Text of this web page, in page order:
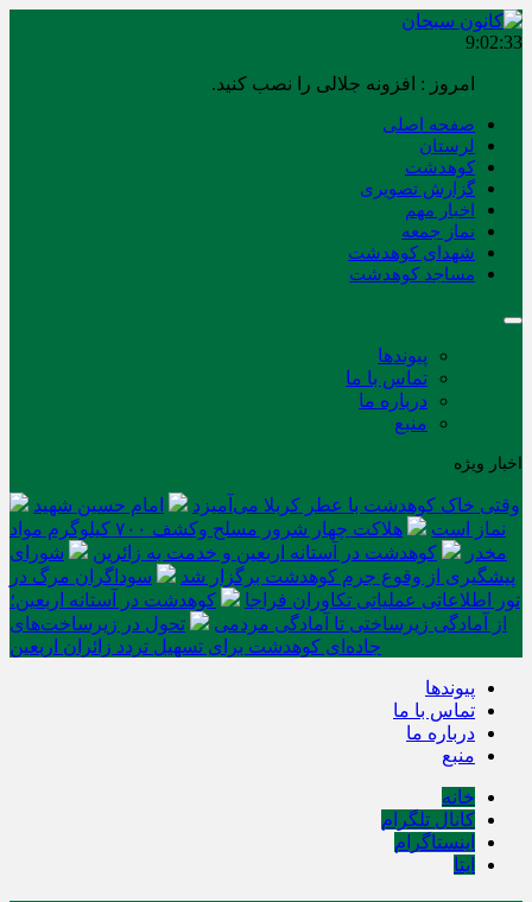
9:02:33
امروز : افزونه جلالی را نصب کنید.
صفحه اصلی
لرستان
کوهدشت
گزارش تصویری
اخبار مهم
نماز جمعه
شهدای کوهدشت
مساجد کوهدشت
پیوندها
تماس با ما
درباره ما
منبع
اخبار ویژه
وقتی خاک کوهدشت با عطر کربلا می‌آمیزد
امام حسین شهید
نماز است
هلاکت چهار شرور مسلح وکشف ۷۰۰ کیلوگرم مواد
مخدر
کوهدشت در آستانه اربعین و خدمت‌ به زائرین
شورای
پیشگیری از وقوع جرم کوهدشت برگزار شد
سوداگران مرگ در
تور اطلاعاتی عملیاتی تکاوران فراجا
کوهدشت در آستانه اربعین؛
از آمادگی زیرساختی تا آمادگی مردمی
تحول در زیرساخت‌های
جاده‌ای کوهدشت برای تسهیل تردد زائران اربعین
پیوندها
تماس با ما
درباره ما
منبع
خانه
کانال تلگرام
اینستاگرام
ایتا